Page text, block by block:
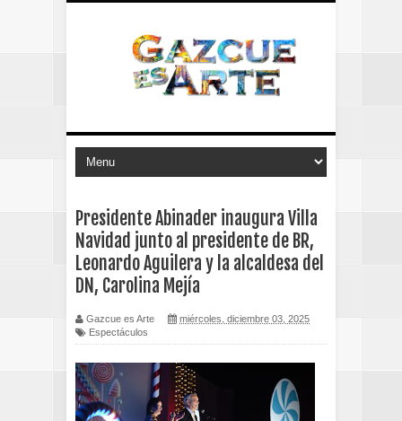
Presidente Abinader inaugura Villa
Navidad junto al presidente de BR,
Leonardo Aguilera y la alcaldesa del
DN, Carolina Mejía
Gazcue es Arte
miércoles, diciembre 03, 2025
Espectáculos